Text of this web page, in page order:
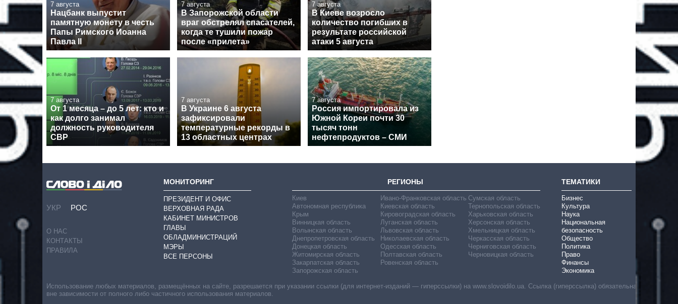
7 августа
Нацбанк выпустит
памятную монету в честь
Папы Римского Иоанна
Павла II
7 августа
В Запорожской области
враг обстрелял спасателей,
когда те тушили пожар
после «прилета»
7 августа
В Киеве возросло
количество погибших в
результате российской
атаки 5 августа
7 августа
От 1 месяца – до 5 лет: кто и
как долго занимал
должность руководителя
СВР
7 августа
В Украине 6 августа
зафиксировали
температурные рекорды в
13 областных центрах
7 августа
Россия импортировала из
Южной Кореи почти 30
тысяч тонн
нефтепродуктов – СМИ
УКР РОС
О НАС
КОНТАКТЫ
ПРАВИЛА
МОНИТОРИНГ
ПРЕЗИДЕНТ И ОФИС
ВЕРХОВНАЯ РАДА
КАБИНЕТ МИНИСТРОВ
ГЛАВЫ
ОБЛАДМИНИСТРАЦИЙ
МЭРЫ
ВСЕ ПЕРСОНЫ
РЕГИОНЫ
Киев
Автономная республика
Крым
Винницкая область
Волынская область
Днепропетровская область
Донецкая область
Житомирская область
Закарпатская область
Запорожская область
Ивано-Франковская область
Киевская область
Кировоградская область
Луганская область
Львовская область
Николаевская область
Одесская область
Полтавская область
Ровенская область
Сумская область
Тернопольская область
Харьковская область
Херсонская область
Хмельницкая область
Черкасская область
Черниговская область
Черновицкая область
ТЕМАТИКИ
Бизнес
Культура
Наука
Национальная
безопасность
Общество
Политика
Право
Финансы
Экономика
Использование любых материалов, размещённых на сайте, разрешается при указании ссылки (для интернет-изданий — гиперссылки) на www.slovoidilo.ua. Ссылка (гиперссылка) обязательна
вне зависимости от полного либо частичного использования материалов.